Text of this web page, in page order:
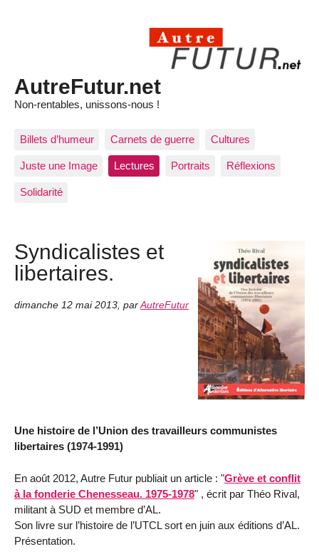
AutreFutur.net
Non-rentables, unissons-nous !
Billets d’humeur Carnets de guerre Cultures
Juste une Image Lectures Portraits Réflexions
Solidarité
Syndicalistes et
libertaires.
dimanche 12 mai 2013 par AutreFutur
Une histoire de l’Union des travailleurs communistes
libertaires (1974-1991)
En août 2012, Autre Futur publiait un article : "Grève et conflit
à la fonderie Chenesseau. 1975-1978" , écrit par Théo Rival,
militant à SUD et membre d’AL.
Son livre sur l’histoire de l’UTCL sort en juin aux éditions d’AL.
Présentation.